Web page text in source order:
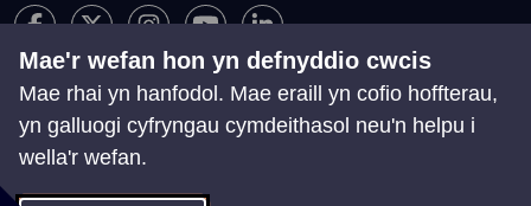
Hygyrchedd Telerau ac Amodau
Preifatrwydd
Cysylltu â ni
Chwillio Map o'r Wefan
Mae'r wefan hon yn defnyddio cwcis
Mae rhai yn hanfodol. Mae eraill yn cofio hoffterau,
yn galluogi cyfryngau cymdeithasol neu'n helpu i
wella'r wefan.